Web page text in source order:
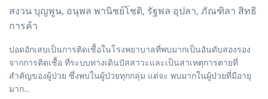
สงวน บุญพูน, อนุพล พานิชย์โชติ, รัฐพล อุปลา, ภัณฑิลา สิทธิ
การค้า
ปอดอักเสบเป็นการติดเชื้อในโรงพยาบาลที่พบมากเป็นอันดับสองรอง
จากการติดเชื้อ ที่ระบบทางเดินปัสสาวะและเป็นสาเหตุการตายที่
สำคัญของผู้ป่วย ซึ่งพบในผู้ป่วยทุกกลุ่ม แต่จะ พบมากในผู้ป่วยที่มีอายุ
มาก...